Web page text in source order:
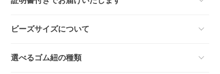
ビーズサイズについて
選べるゴム紐の種類